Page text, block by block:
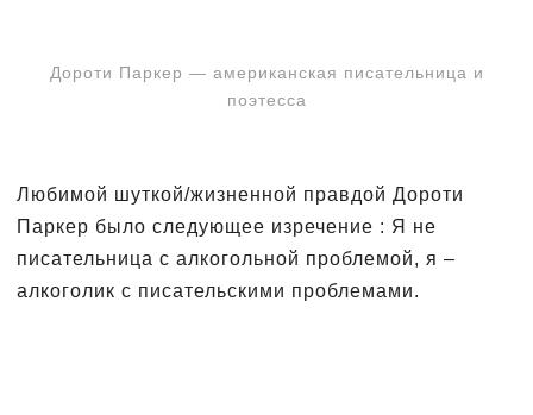
Дороти Паркер — американская писательница и
поэтесса
Любимой шуткой/жизненной правдой Дороти
Паркер было следующее изречение : Я не
писательница с алкогольной проблемой, я –
алкоголик с писательскими проблемами.